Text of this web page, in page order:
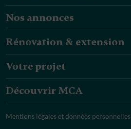
Nos annonces
Rénovation & extension
Votre projet
Découvrir MCA
Mentions légales et données personnelles